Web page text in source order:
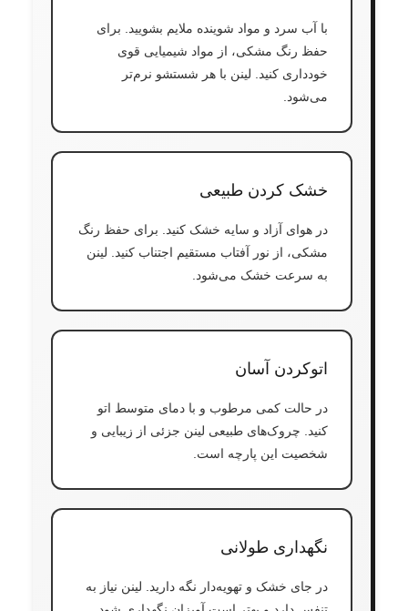
با آب سرد و مواد شوینده ملایم بشویید. برای
حفظ رنگ مشکی، از مواد شیمیایی قوی
خودداری کنید. لینن با هر شستشو نرم‌تر
می‌شود.
خشک کردن طبیعی
در هوای آزاد و سایه خشک کنید. برای حفظ رنگ
مشکی، از نور آفتاب مستقیم اجتناب کنید. لینن
به سرعت خشک می‌شود.
اتوکردن آسان
در حالت کمی مرطوب و با دمای متوسط اتو
کنید. چروک‌های طبیعی لینن جزئی از زیبایی و
شخصیت این پارچه است.
نگهداری طولانی
در جای خشک و تهویه‌دار نگه دارید. لینن نیاز به